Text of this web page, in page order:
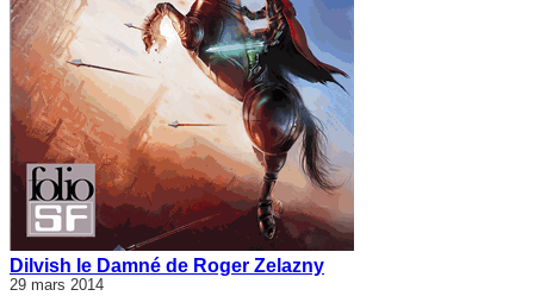
Dilvish le Damné de Roger Zelazny
29 mars 2014